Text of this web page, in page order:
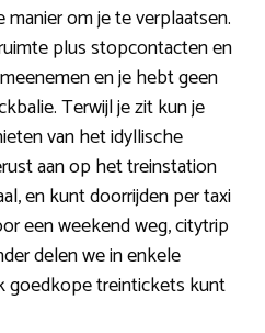
om je te verplaatsen.
plus stopcontacten en
en je hebt geen
Terwijl je zit kun je
van het idyllische
aan op het treinstation
en kunt doorrijden per taxi
een weekend weg, citytrip
delen we in enkele
goedkope treintickets kunt